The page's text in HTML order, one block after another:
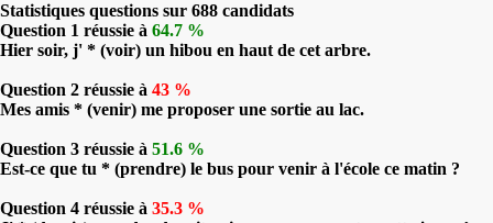
Statistiques questions sur 688 candidats
Question 1 réussie à 64.7 %
Hier soir, j' * (voir) un hibou en haut de cet arbre.
Question 2 réussie à 43 %
Mes amis * (venir) me proposer une sortie au lac.
Question 3 réussie à 51.6 %
Est-ce que tu * (prendre) le bus pour venir à l'école ce matin ?
Question 4 réussie à 35.3 %